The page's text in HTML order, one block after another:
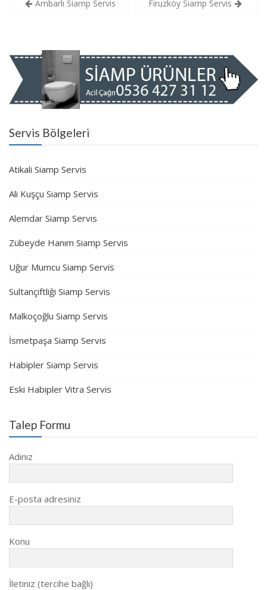
Ambarlı Siamp Servis Firuzköy Siamp Servis
Servis Bölgeleri
Atikali Siamp Servis
Ali Kuşçu Siamp Servis
Alemdar Siamp Servis
Zübeyde Hanım Siamp Servis
Uğur Mumcu Siamp Servis
Sultançiftliği Siamp Servis
Malkoçoğlu Siamp Servis
İsmetpaşa Siamp Servis
Habipler Siamp Servis
Eski Habipler Vitra Servis
Talep Formu
Adınız
E-posta adresiniz
Konu
İletiniz (tercihe bağlı)